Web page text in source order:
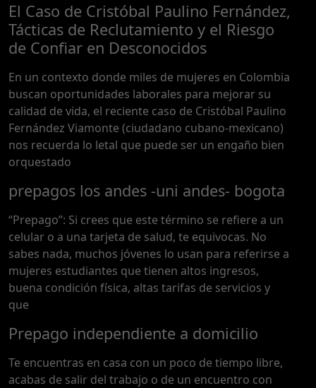
El Caso de Cristóbal Paulino Fernández,
Tácticas de Reclutamiento y el Riesgo
de Confiar en Desconocidos
En un contexto donde miles de mujeres en Colombia
buscan oportunidades laborales para mejorar su
calidad de vida, el reciente caso de Cristóbal Paulino
Fernández Viamonte (ciudadano cubano-mexicano)
nos recuerda lo letal que puede ser un engaño bien
orquestado
prepagos los andes -uni andes- bogota
“Prepago”: Si crees que este término se refiere a un
celular o a una tarjeta de salud, te equivocas. No
sabes nada, muchos jóvenes lo usan para referirse a
mujeres estudiantes que tienen altos ingresos,
buena condición física, altas tarifas de servicios y
que
Prepago independiente a domicilio
Te encuentras en casa con un poco de tiempo libre,
acabas de salir del trabajo o de un encuentro con